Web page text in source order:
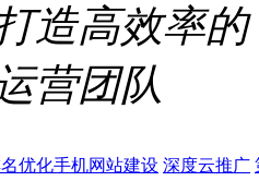
造高效率的
营团队
优化手机网站建设 深度云推广